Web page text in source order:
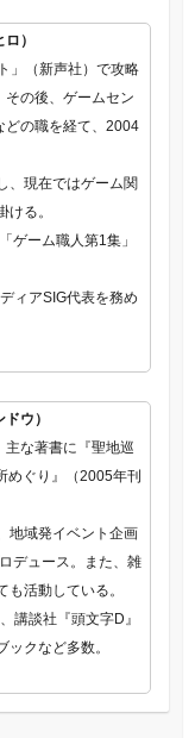
）
」（新声社）で攻略
その後、ゲームセン
どの職を経て、2004
、現在ではゲーム関
る。
ゲーム職人第1集」
ィアSIG代表を務め
ウ）
な著書に『聖地巡
ぐり』（2005年刊
地域発イベント企画
デュース。また、雑
活動している。
講談社『頭文字D』
クなど多数。